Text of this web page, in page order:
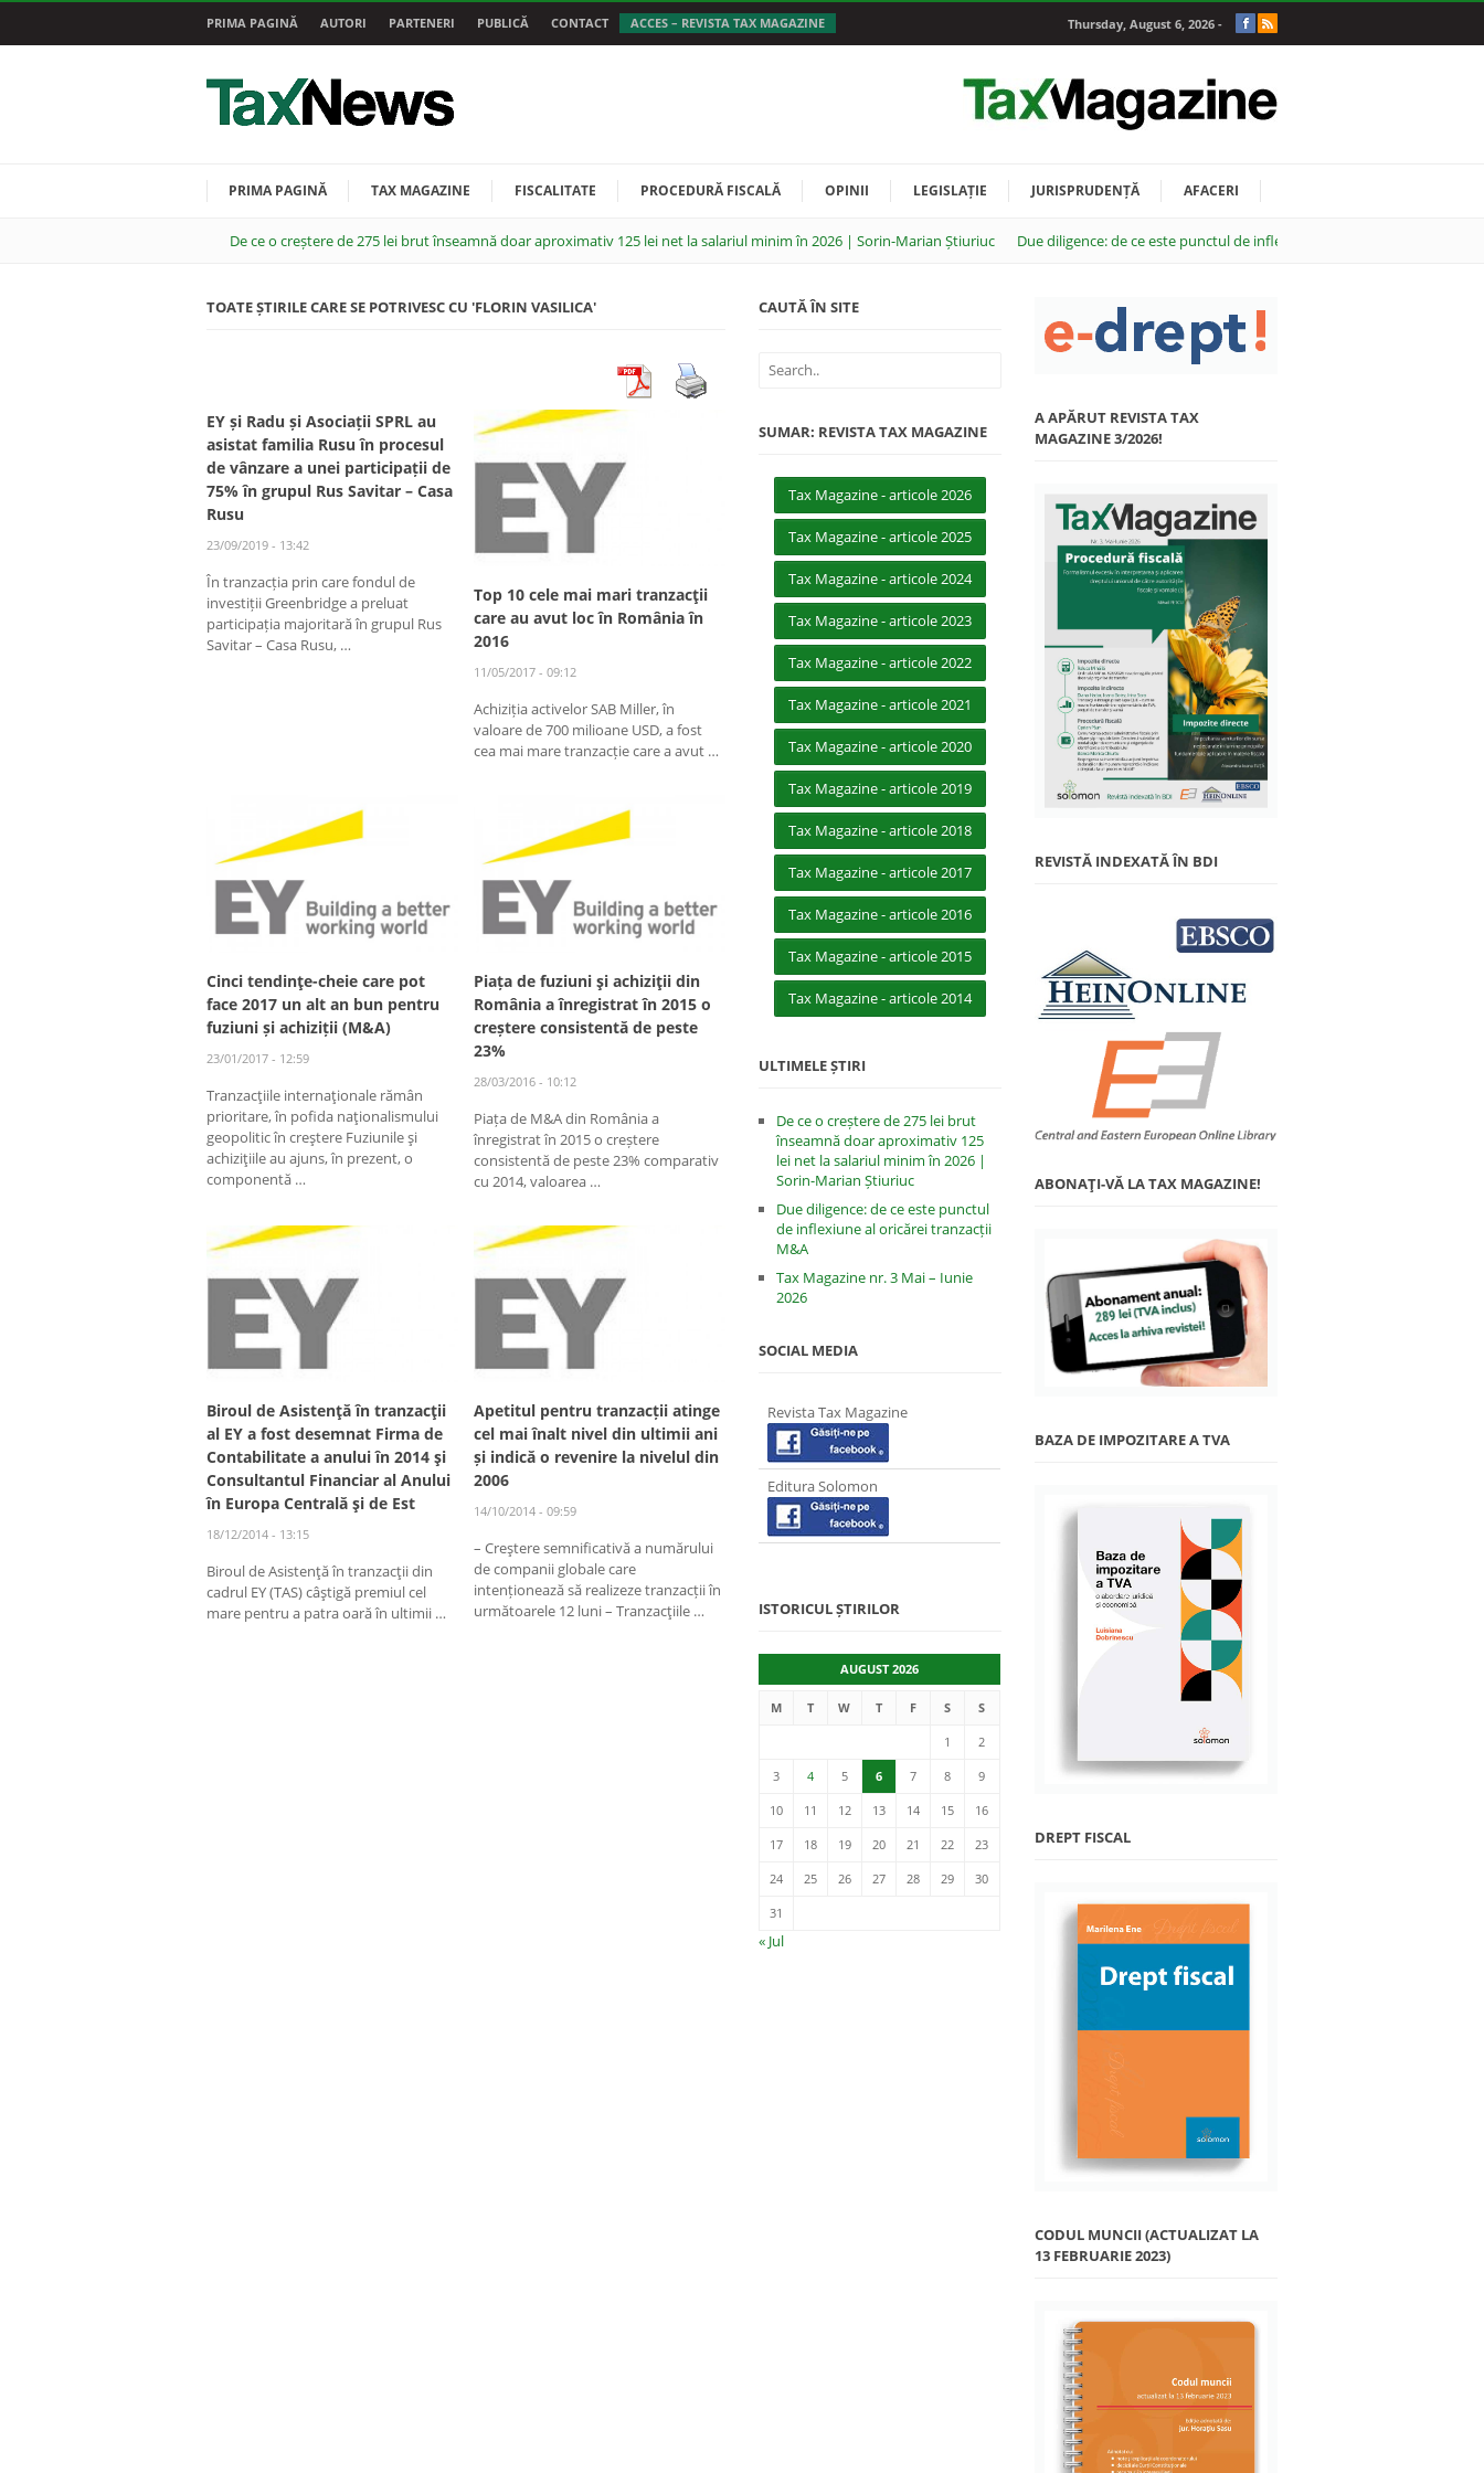
PRIMA PAGINĂ AUTORI PARTENERI PUBLICĂ CONTACT ACCES – REVISTA TAX MAGAZINE Thursday, August 6, 2026 -
PRIMA PAGINĂ TAX MAGAZINE FISCALITATE PROCEDURĂ FISCALĂ OPINII LEGISLAȚIE JURISPRUDENȚĂ AFACERI
De ce o creștere de 275 lei brut înseamnă doar aproximativ 125 lei net la salariul minim în 2026 | Sorin-Marian Știuriuc Due diligence: de ce este punctul de inflexiune al oricărei tranzacții M&A
TOATE ȘTIRILE CARE SE POTRIVESC CU 'FLORIN VASILICA'
EY și Radu și Asociații SPRL au
asistat familia Rusu în procesul
de vânzare a unei participații de
75% în grupul Rus Savitar – Casa
Rusu
23/09/2019 - 13:42
În tranzacția prin care fondul de
investiții Greenbridge a preluat
participația majoritară în grupul Rus
Savitar – Casa Rusu, …
Top 10 cele mai mari tranzacţii
care au avut loc în România în
2016
11/05/2017 - 09:12
Achiziția activelor SAB Miller, în
valoare de 700 milioane USD, a fost
cea mai mare tranzacție care a avut …
Cinci tendinţe-cheie care pot
face 2017 un alt an bun pentru
fuziuni și achiziții (M&A)
23/01/2017 - 12:59
Tranzacţiile internaţionale rămân
prioritare, în pofida naţionalismului
geopolitic în creştere Fuziunile şi
achiziţiile au ajuns, în prezent, o
componentă …
Piața de fuziuni şi achiziţii din
România a înregistrat în 2015 o
creștere consistentă de peste
23%
28/03/2016 - 10:12
Piața de M&A din România a
înregistrat în 2015 o creștere
consistentă de peste 23% comparativ
cu 2014, valoarea …
Biroul de Asistenţă în tranzacţii
al EY a fost desemnat Firma de
Contabilitate a anului în 2014 şi
Consultantul Financiar al Anului
în Europa Centrală şi de Est
18/12/2014 - 13:15
Biroul de Asistenţă în tranzacţii din
cadrul EY (TAS) câştigă premiul cel
mare pentru a patra oară în ultimii …
Apetitul pentru tranzacții atinge
cel mai înalt nivel din ultimii ani
și indică o revenire la nivelul din
2006
14/10/2014 - 09:59
– Creştere semnificativă a numărului
de companii globale care
intenționează să realizeze tranzacții în
următoarele 12 luni – Tranzacţiile …
CAUTĂ ÎN SITE
SUMAR: REVISTA TAX MAGAZINE
Tax Magazine - articole 2026
Tax Magazine - articole 2025
Tax Magazine - articole 2024
Tax Magazine - articole 2023
Tax Magazine - articole 2022
Tax Magazine - articole 2021
Tax Magazine - articole 2020
Tax Magazine - articole 2019
Tax Magazine - articole 2018
Tax Magazine - articole 2017
Tax Magazine - articole 2016
Tax Magazine - articole 2015
Tax Magazine - articole 2014
ULTIMELE ȘTIRI
De ce o creștere de 275 lei brut
înseamnă doar aproximativ 125
lei net la salariul minim în 2026 |
Sorin-Marian Știuriuc
Due diligence: de ce este punctul
de inflexiune al oricărei tranzacții
M&A
Tax Magazine nr. 3 Mai – Iunie
2026
SOCIAL MEDIA
Revista Tax Magazine
Editura Solomon
ISTORICUL ȘTIRILOR
AUGUST 2026
M T W T F S S
1 2
3 4 5 6 7 8 9
10 11 12 13 14 15 16
17 18 19 20 21 22 23
24 25 26 27 28 29 30
31
« Jul
A APĂRUT REVISTA TAX
MAGAZINE 3/2026!
REVISTĂ INDEXATĂ ÎN BDI
ABONAŢI-VĂ LA TAX MAGAZINE!
BAZA DE IMPOZITARE A TVA
DREPT FISCAL
CODUL MUNCII (ACTUALIZAT LA
13 FEBRUARIE 2023)